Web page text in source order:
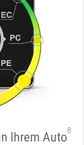
Ihrem Auto8